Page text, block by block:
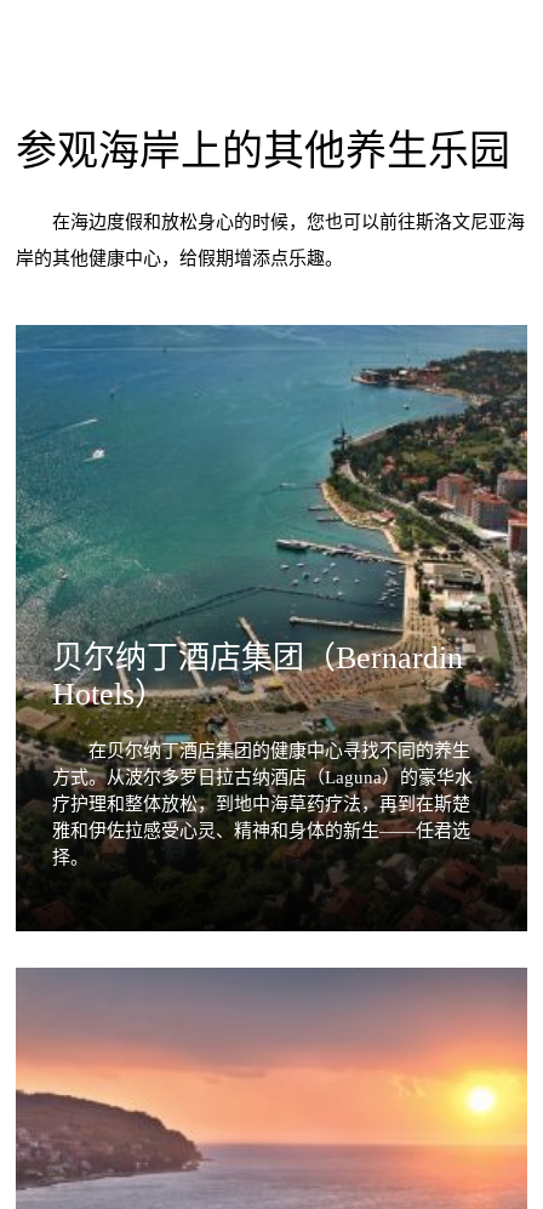
参观海岸上的其他养生乐园
在海边度假和放松身心的时候，您也可以前往斯洛文尼亚海
岸的其他健康中心，给假期增添点乐趣。
贝尔纳丁酒店集团（Bernardin
Hotels）
在贝尔纳丁酒店集团的健康中心寻找不同的养生
方式。从波尔多罗日拉古纳酒店（Laguna）的豪华水
疗护理和整体放松，到地中海草药疗法，再到在斯楚
雅和伊佐拉感受心灵、精神和身体的新生——任君选
择。